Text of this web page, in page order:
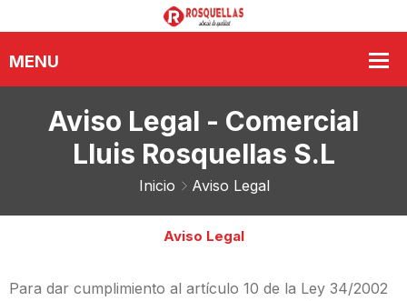
Aviso Legal - Comercial
Lluis Rosquellas S.L
Inicio Aviso Legal
Aviso Legal
Para dar cumplimiento al artículo 10 de la Ley 34/2002